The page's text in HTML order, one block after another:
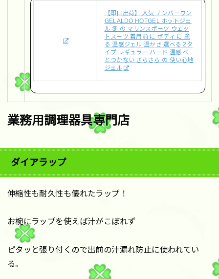
【即日出荷】 人気 ナンバーワン
GELALDO HOTGEL ホットジェ
ル 冬 の マリンスポーツ ウェッ
トスーツ 着用前 に ボディ に 塗
る 温感ジェル 温かさ 選べる 2タ
イプ レギュラー ハード 温感 べ
とつかない さらさら の 使い心地
ジェル
業務用調理器具専門店
ダイアラップ
伸縮性も耐久性も優れたラップ！
お椀にラップを使えば汁がこぼれず
ピタッと張り付くので出前の汁漏れ防止に使われてい
る。